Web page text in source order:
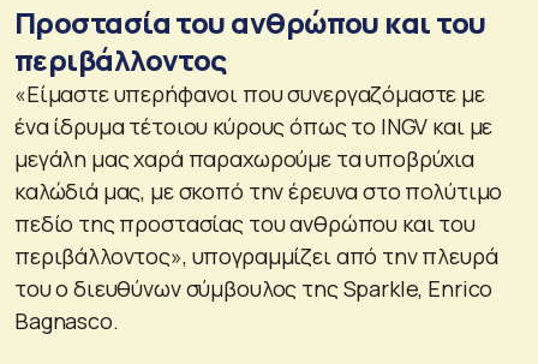
Προστασία του ανθρώπου και του
περιβάλλοντος
«Είμαστε υπερήφανοι που συνεργαζόμαστε με
ένα ίδρυμα τέτοιου κύρους όπως το INGV και με
μεγάλη μας χαρά παραχωρούμε τα υποβρύχια
καλώδιά μας, με σκοπό την έρευνα στο πολύτιμο
πεδίο της προστασίας του ανθρώπου και του
περιβάλλοντος», υπογραμμίζει από την πλευρά
του ο διευθύνων σύμβουλος της Sparkle, Enrico
Bagnasco.